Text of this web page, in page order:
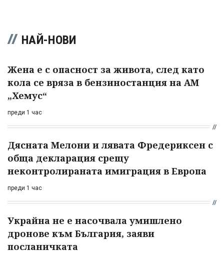
НАЙ-НОВИ
Жена е с опасност за живота, след като
кола се вряза в бензиностанция на АМ
„Хемус“
преди 1 час
Дясната Мелони и лявата Фредериксен с
обща декларация срещу
неконтролираната имиграция в Европа
преди 1 час
Украйна не е насочвала умишлено
дронове към България, заяви
посланичката